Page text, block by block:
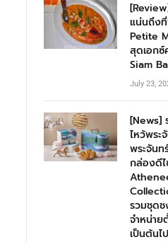
แน่นถึงที่
Petite
สุดเอก
Siam
July 23,
[News]
ไหว้พระ
พระจันท
กล่องดี
รวมชุดช
จำหน่า
เป็นต้นไป